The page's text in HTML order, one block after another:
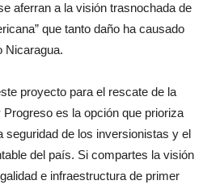
aferran a la visión trasnochada de
que tanto daño ha causado
Nicaragua.
proyecto para el rescate de la
es la opción que prioriza
seguridad de los inversionistas y el
del país. Si compartes la visión
e infraestructura de primer